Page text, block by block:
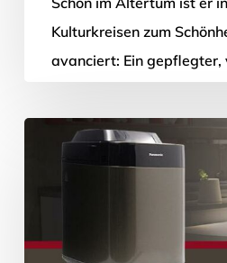
Kulturkreisen zum
avanciert: Ein gepflegter,
dass sich die Menschen…